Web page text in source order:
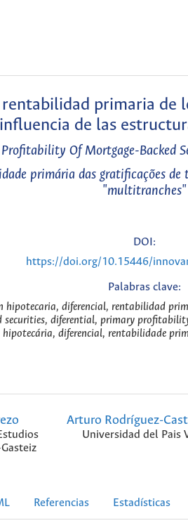
primaria de
influencia de las
Of Mortgage-Backed
primária das gratificações
"multitranches"
DOI:
https://doi.org/10.15446/
Palabras clave:
diferencial, rentabilidad
securities, diferential, primary
diferencial, rentabilidade
Arturo Rodríguez-
Universidad del Pais
Referencias Estadísticas